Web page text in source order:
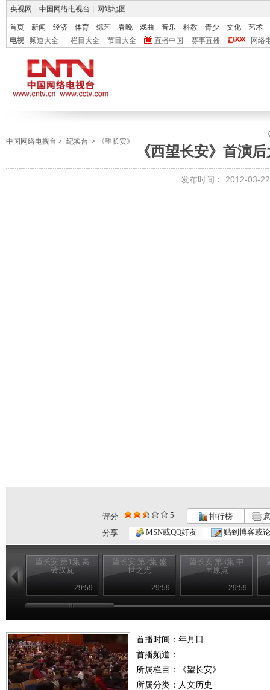
央视网 中国网络电视台 网站地图
首页 新闻 经济 体育 综艺 春晚 戏曲 音乐 科教 青少 文化
艺术
电视
频道大全 栏目大全 节目大全 直播中国 赛事直播 网络
中国网络电视台 > 纪实台 > 《望长安》
《西望长安》首演
发布时间： 2012-03-
评分 5 排行榜
分享
MSN或QQ好友 贴到博客或
望长安 第1集 秦
砖汉瓦
29:59
望长安 第2集 盛
世之光
29:59
望长安 第3集 中
国原点
29:59
首播时间：年月日
首播频道：
所属栏目：
《望长安》
所属分类：人文历史